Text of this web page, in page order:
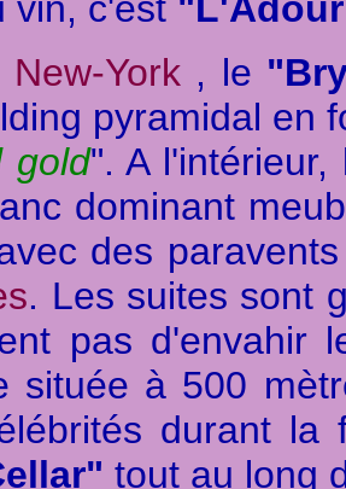
New-York , le
pyramidal en
gold". A
dominant
des
. Les suites sont
pas d'envahir
située à 500
durant la
tout au long